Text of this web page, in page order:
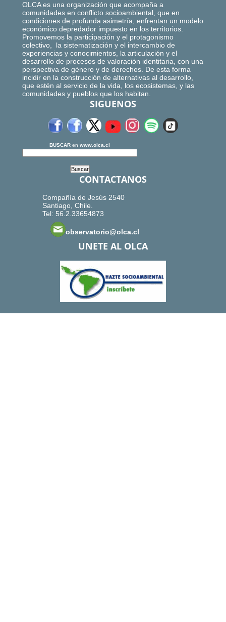
OLCA es una organización que acompaña a
comunidades en conflicto socioambiental, que en
condiciones de profunda asimetría, enfrentan un modelo
económico depredador impuesto en los territorios.
Promovemos la participación y el protagonismo
colectivo, la sistematización y el intercambio de
experiencias y conocimientos, la articulación y el
desarrollo de procesos de valoración identitaria, con una
perspectiva de género y de derechos. De esta forma
incidir en la construcción de alternativas al desarrollo,
que estén al servicio de la vida, los ecosistemas, y las
comunidades y pueblos que los habitan.
SIGUENOS
BUSCAR en www.olca.cl
CONTACTANOS
Compañía de Jesús 2540
Santiago, Chile.
Tel: 56.2.33654873
observatorio@olca.cl
UNETE AL OLCA